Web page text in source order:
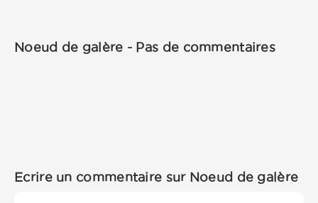
Noeud de galère - Pas de commentaires
Ecrire un commentaire sur Noeud de galère